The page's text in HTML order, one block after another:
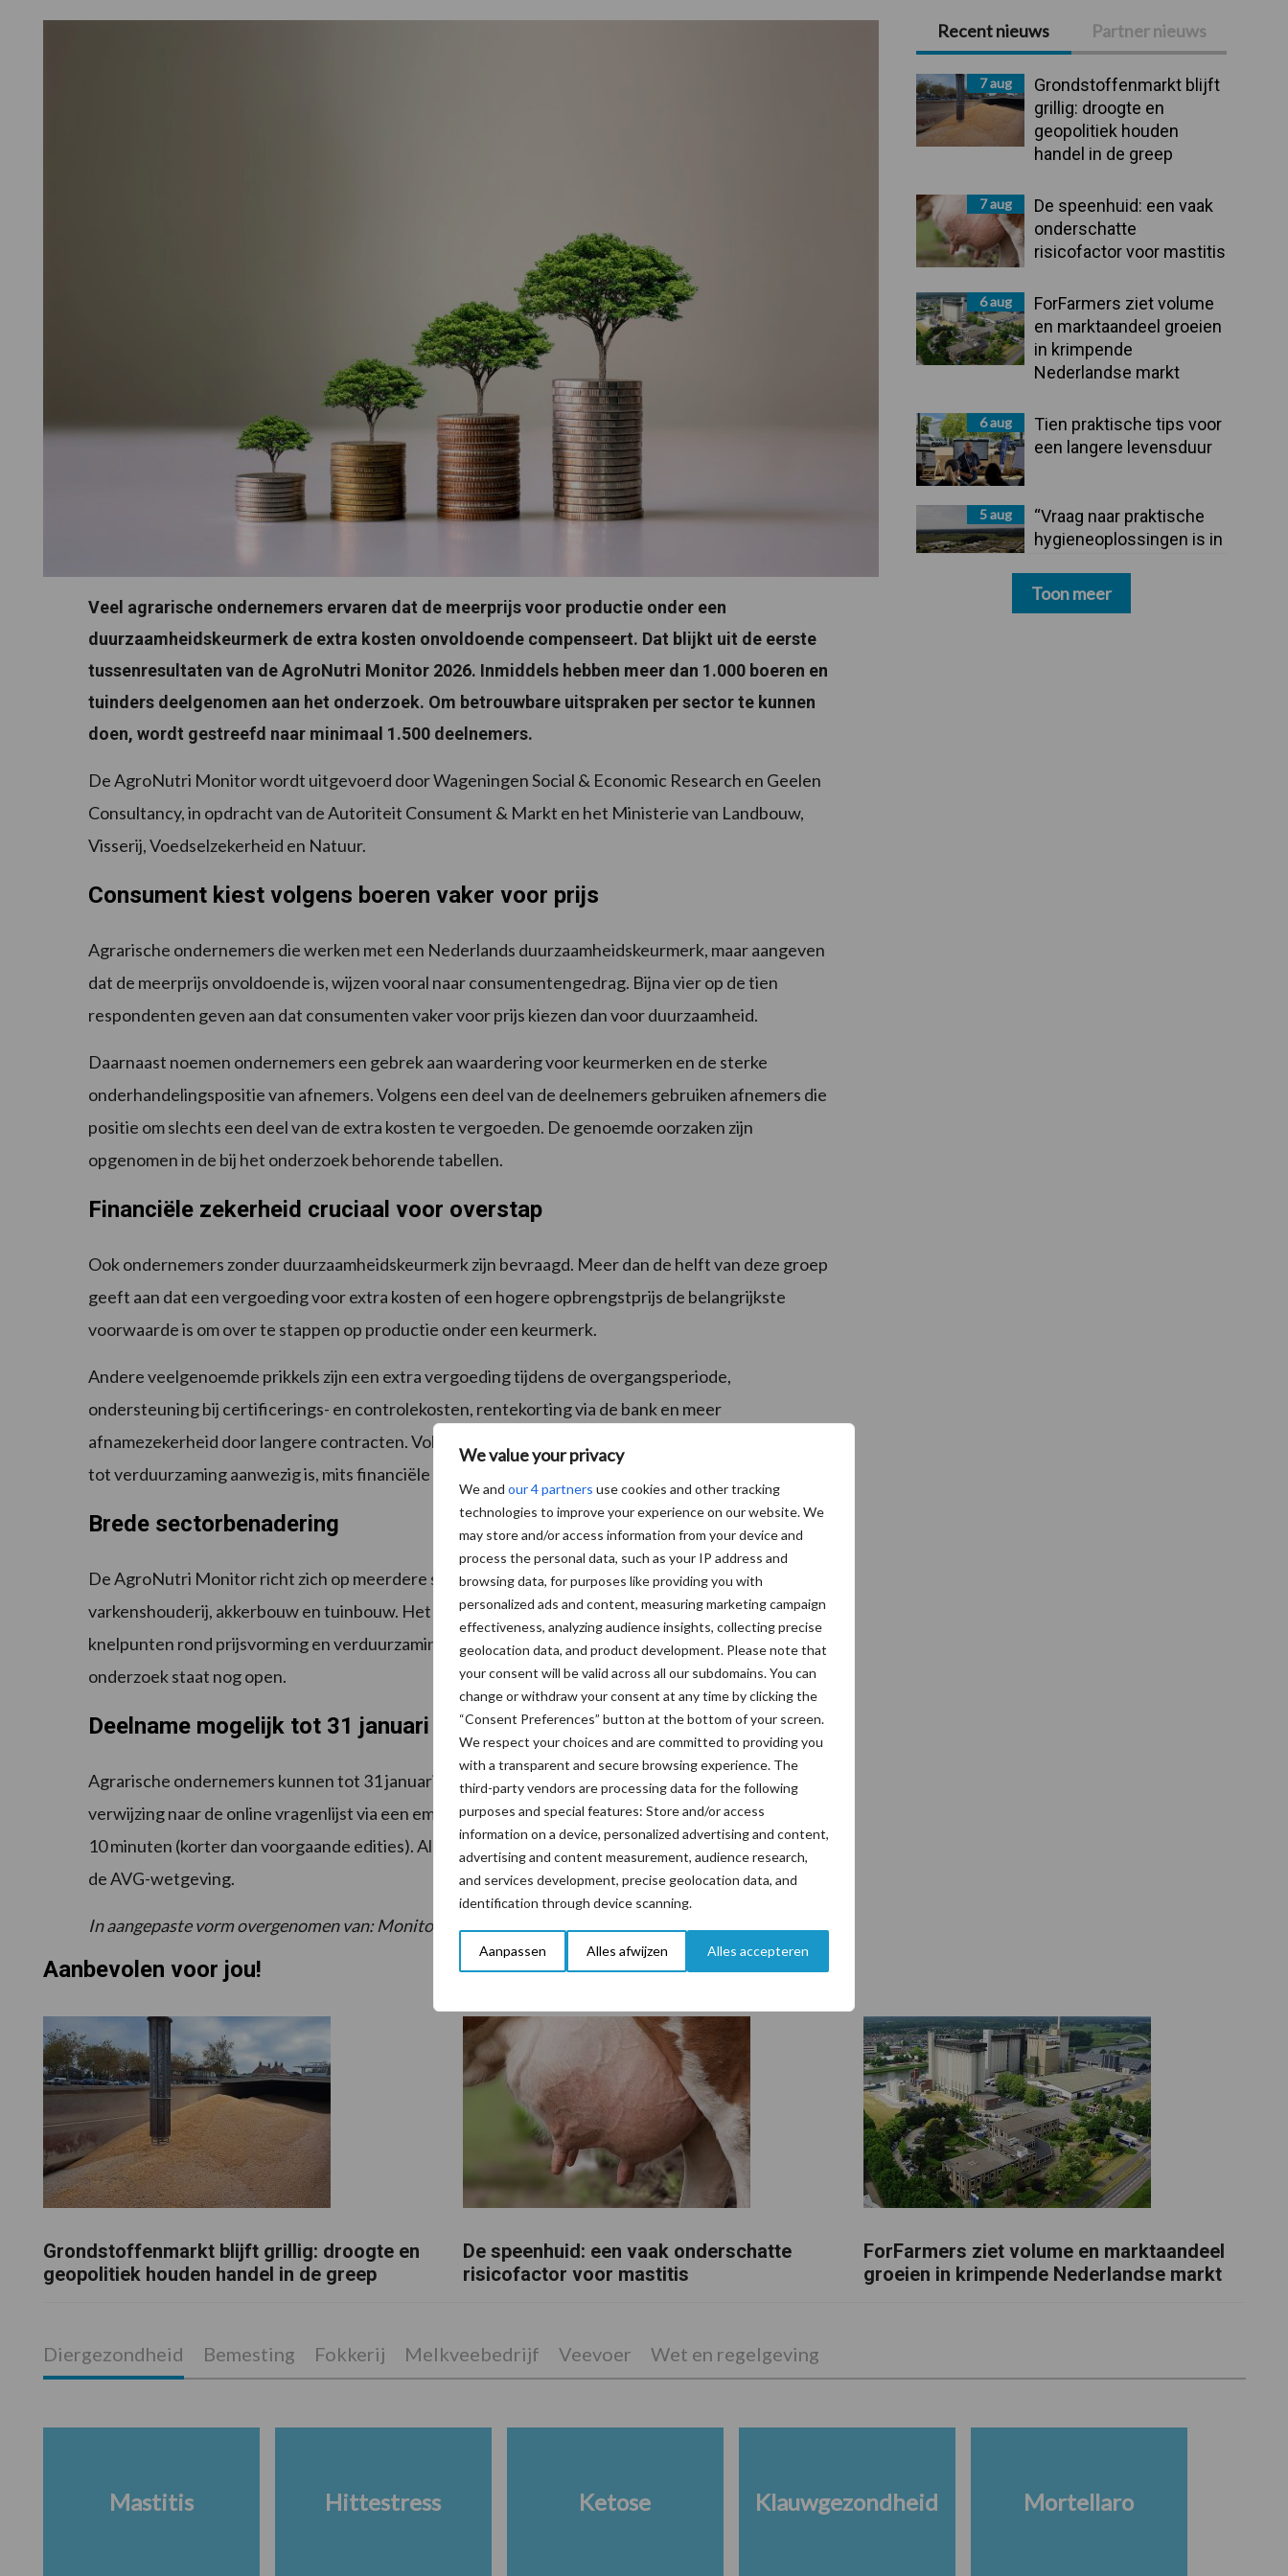
We value your privacy
We and our 4 partners use cookies and other tracking
technologies to improve your experience on our website. We
may store and/or access information from your device and
process the personal data, such as your IP address and
browsing data, for purposes like providing you with
personalized ads and content, measuring marketing campaign
effectiveness, analyzing audience insights, collecting precise
geolocation data, and product development. Please note that
your consent will be valid across all our subdomains. You can
change or withdraw your consent at any time by clicking the
“Consent Preferences” button at the bottom of your screen.
We respect your choices and are committed to providing you
with a transparent and secure browsing experience. The
third-party vendors are processing data for the following
purposes and special features: Store and/or access
information on a device, personalized advertising and content,
advertising and content measurement, audience research,
and services development, precise geolocation data, and
identification through device scanning.
Aanpassen Alles afwijzen Alles accepteren
Veel agrarische ondernemers ervaren dat de meerprijs voor productie onder een
duurzaamheidskeurmerk de extra kosten onvoldoende compenseert. Dat blijkt uit de eerste
tussenresultaten van de AgroNutri Monitor 2026. Inmiddels hebben meer dan 1.000 boeren en
tuinders deelgenomen aan het onderzoek. Om betrouwbare uitspraken per sector te kunnen
doen, wordt gestreefd naar minimaal 1.500 deelnemers.
De AgroNutri Monitor wordt uitgevoerd door Wageningen Social & Economic Research en Geelen
Consultancy, in opdracht van de Autoriteit Consument & Markt en het Ministerie van Landbouw,
Visserij, Voedselzekerheid en Natuur.
Consument kiest volgens boeren vaker voor prijs
Agrarische ondernemers die werken met een Nederlands duurzaamheidskeurmerk, maar aangeven
dat de meerprijs onvoldoende is, wijzen vooral naar consumentengedrag. Bijna vier op de tien
respondenten geven aan dat consumenten vaker voor prijs kiezen dan voor duurzaamheid.
Daarnaast noemen ondernemers een gebrek aan waardering voor keurmerken en de sterke
onderhandelingspositie van afnemers. Volgens een deel van de deelnemers gebruiken afnemers die
positie om slechts een deel van de extra kosten te vergoeden. De genoemde oorzaken zijn
opgenomen in de bij het onderzoek behorende tabellen.
Financiële zekerheid cruciaal voor overstap
Ook ondernemers zonder duurzaamheidskeurmerk zijn bevraagd. Meer dan de helft van deze groep
geeft aan dat een vergoeding voor extra kosten of een hogere opbrengstprijs de belangrijkste
voorwaarde is om over te stappen op productie onder een keurmerk.
Andere veelgenoemde prikkels zijn een extra vergoeding tijdens de overgangsperiode,
ondersteuning bij certificerings- en controlekosten, rentekorting via de bank en meer
afnamezekerheid door langere contracten. Volgens de onderzoekers laat dit zien dat de bereidheid
tot verduurzaming aanwezig is, mits financiële risico’s beheersbaar blijven.
Brede sectorbenadering
De AgroNutri Monitor richt zich op meerdere sectoren, waaronder melkveehouderij,
varkenshouderij, akkerbouw en tuinbouw. Het eindrapport moet beleidsmakers helpen om
knelpunten rond prijsvorming en verduurzaming gerichter aan te pakken. Deelname aan het
onderzoek staat nog open.
Deelname mogelijk tot 31 januari
Agrarische ondernemers kunnen tot 31 januari 2026 via deze link
meedoen. Zij krijgen ook een
verwijzing naar de online vragenlijst via een email. Het invullen van de vragenlijst duurt slechts 5 tot
10 minuten (korter dan voorgaande edities). Alle antwoorden worden anoniem verwerkt, conform
de AVG-wetgeving.
In aangepaste vorm overgenomen van: Monitorprijsvorming WECR WUR
Primaire
Sidebar
Recent nieuws Partner nieuws
7 aug
Grondstoffenmarkt blijft
grillig: droogte en
geopolitiek houden
handel in de greep
7 aug
De speenhuid: een vaak
onderschatte
risicofactor voor mastitis
6 aug
ForFarmers ziet volume
en marktaandeel groeien
in krimpende
Nederlandse markt
6 aug
Tien praktische tips voor
een langere levensduur
5 aug
“Vraag naar praktische
hygieneoplossingen is in
Toon meer
Aanbevolen voor jou!
Grondstoffenmarkt blijft grillig: droogte en
geopolitiek houden handel in de greep
De speenhuid: een vaak onderschatte
risicofactor voor mastitis
ForFarmers ziet volume en marktaandeel
groeien in krimpende Nederlandse markt
Diergezondheid Bemesting Fokkerij Melkveebedrijf Veevoer Wet en regelgeving
Mastitis Hittestress Ketose Klauwgezondheid Mortellaro